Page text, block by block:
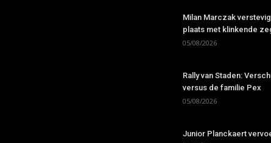
Milan Marczak
plaats met klinkende
05/08/2026
Rally van Staden:
versus de familie Pex
05/08/2026
Junior Planckaert